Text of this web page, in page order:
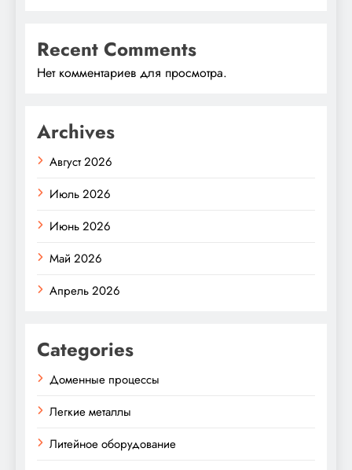
Recent Comments
Нет комментариев для просмотра.
Archives
Август 2026
Июль 2026
Июнь 2026
Май 2026
Апрель 2026
Categories
Доменные процессы
Легкие металлы
Литейное оборудование